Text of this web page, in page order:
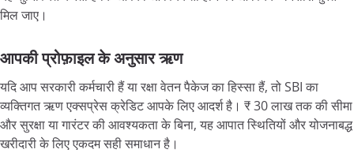
मिल जाए।
आपकीप्रोफ़ाइलकेअनुसारऋण
यदि आप सरकारी कर्मचारी हैं या रक्षा वेतन पैकेज का हिस्सा हैं, तो SBI का
व्यक्तिगत ऋण एक्सप्रेस क्रेडिट आपके लिए आदर्श है। ₹ 30 लाख तक की सीमा
और सुरक्षा या गारंटर की आवश्यकता के बिना, यह आपात स्थितियों और योजनाबद्ध
खरीदारी के लिए एकदम सही समाधान है।